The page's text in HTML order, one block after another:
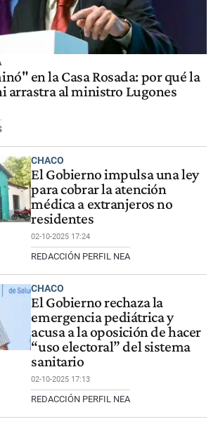
en la Casa Rosada: por qué la
arrastra al ministro Lugones
CHACO
El Gobierno impulsa una ley
para cobrar la atención
médica a extranjeros no
residentes
02-10-2025 17:24
REDACCIÓN PERFIL NEA
CHACO
El Gobierno rechaza la
emergencia pediátrica y
acusa a la oposición de hacer
“uso electoral” del sistema
sanitario
02-10-2025 17:13
REDACCIÓN PERFIL NEA